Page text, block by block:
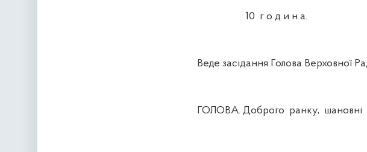
10 г о д и н а.
Веде засідання Голова Верховної
ГОЛОВА. Доброго ранку, шановні